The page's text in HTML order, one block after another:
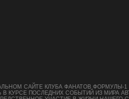
САЙТЕ КЛУБА ФАНАТОВ ФОРМУЛЫ-
КУРСЕ ПОСЛЕДНИХ СОБЫТИЙ ИЗ МИРА